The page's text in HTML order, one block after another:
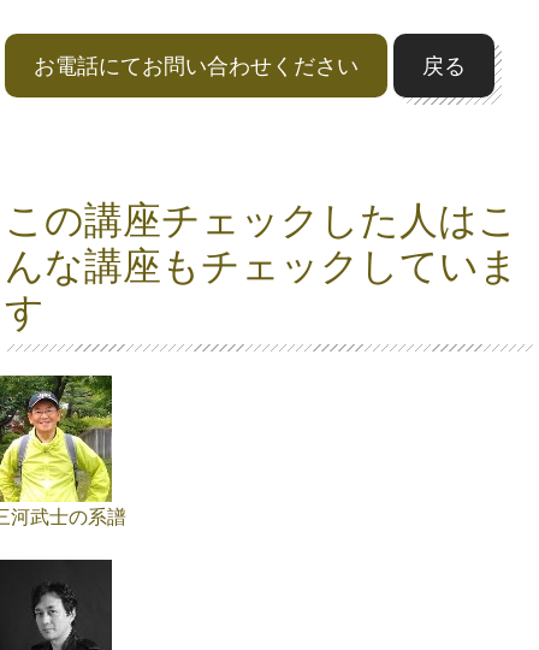
お電話にてお問い合わせください 戻る
この講座チェックした人はこ
んな講座もチェックしていま
す
河武士の系譜